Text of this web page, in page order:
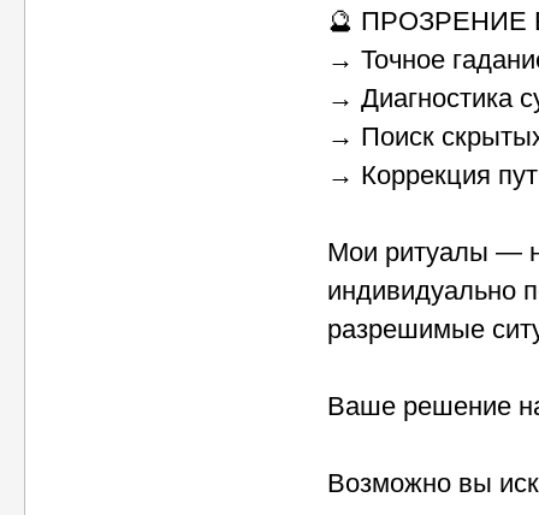
🔮 ПРОЗРЕНИЕ
→ Точное
→ Диагностика
→ Поиск
→ Коррекция
Мои ритуалы —
индивидуально
разрешимые
Ваше решение
Возможно вы